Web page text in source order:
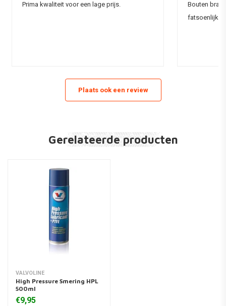
Prima kwaliteit voor een lage prijs.
Bouten
fatsoenlijke
Plaats ook een review
Gerelateerde producten
VALVOLINE
High Pressure Smering HPL
500ml
€9,95